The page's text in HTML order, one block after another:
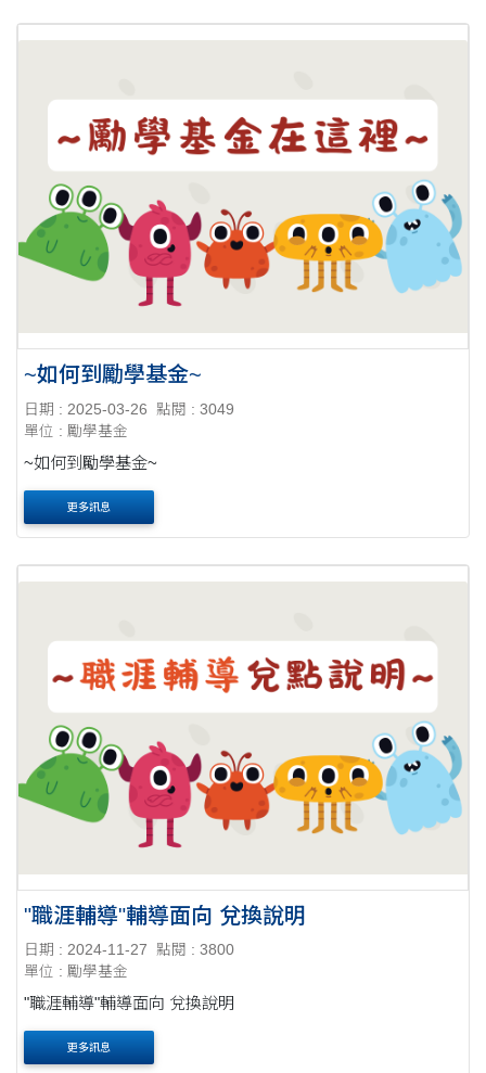
~如何到勵學基金~
日期 : 2025-03-26
點閱 : 3049
單位 : 勵學基金
~如何到勵學基金~
更多訊息
"職涯輔導"輔導面向 兌換說明
日期 : 2024-11-27
點閱 : 3800
單位 : 勵學基金
"職涯輔導"輔導面向 兌換說明
更多訊息